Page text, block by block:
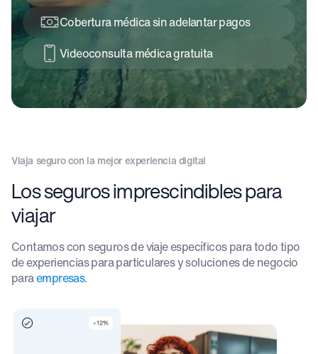
Cobertura médica sin adelantar pagos
Videoconsulta médica gratuita
Viaja seguro con la mejor experiencia digital
Los seguros imprescindibles para
viajar
Contamos con seguros de viaje específicos para todo tipo
de experiencias para particulares y soluciones de negocio
paraempresas.